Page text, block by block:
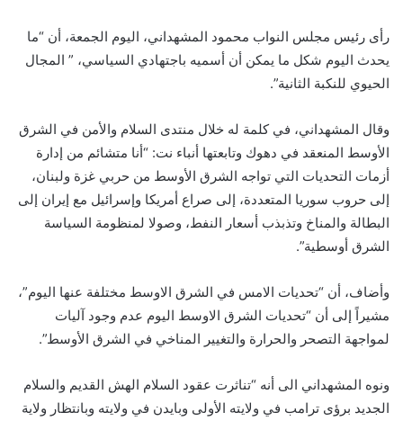
رأى رئيس مجلس النواب محمود المشهداني، اليوم الجمعة، أن “ما
يحدث اليوم شكل ما يمكن أن أسميه باجتهادي السياسي، ” المجال
الحيوي للنكبة الثانية”.
وقال المشهداني، في كلمة له خلال منتدى السلام والأمن في الشرق
الأوسط المنعقد في دهوك وتابعتها أنباء نت: “أنا متشائم من إدارة
أزمات التحديات التي تواجه الشرق الأوسط من حربي غزة ولبنان،
إلى حروب سوريا المتعددة، إلى صراع أمريكا وإسرائيل مع إيران إلى
البطالة والمناخ وتذبذب أسعار النفط، وصولا لمنظومة السياسة
الشرق أوسطية”.
وأضاف، أن “تحديات الامس في الشرق الاوسط مختلفة عنها اليوم”،
مشيراً إلى أن “تحديات الشرق الاوسط اليوم عدم وجود آليات
لمواجهة التصحر والحرارة والتغيير المناخي في الشرق الأوسط”.
ونوه المشهداني الى أنه “تناثرت عقود السلام الهش القديم والسلام
الجديد برؤى ترامب في ولايته الأولى وبايدن في ولايته وبانتظار ولاية